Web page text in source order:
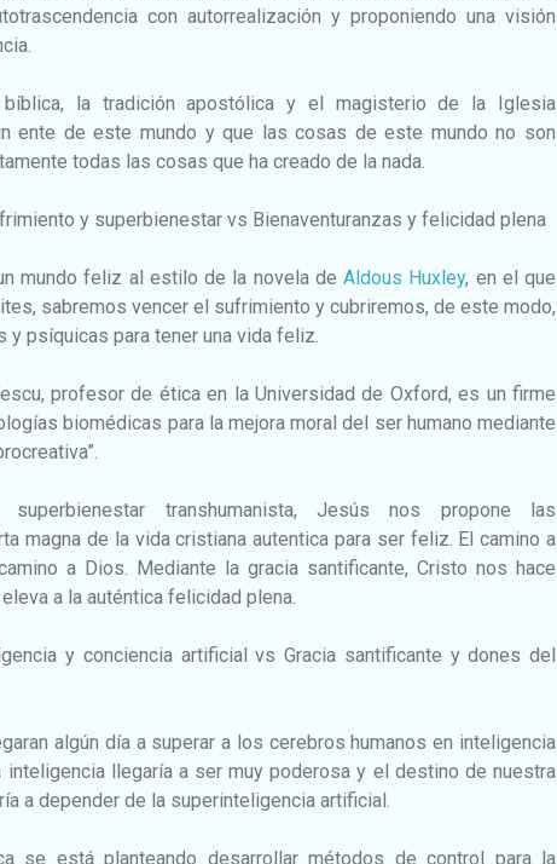
con autorrealización y proponiendo una visión
bíblica, la tradición apostólica y el magisterio de la Iglesia
ente de este mundo y que las cosas de este mundo no son
todas las cosas que ha creado de la nada.
y superbienestar vs Bienaventuranzas y felicidad plena
mundo feliz al estilo de la novela de Aldous Huxley, en el que
sabremos vencer el sufrimiento y cubriremos, de este modo,
psíquicas para tener una vida feliz.
profesor de ética en la Universidad de Oxford, es un firme
biomédicas para la mejora moral del ser humano mediante
transhumanista, Jesús nos propone las
magna de la vida cristiana autentica para ser feliz. El camino a
a Dios. Mediante la gracia santificante, Cristo nos hace
a la auténtica felicidad plena.
y conciencia artificial vs Gracia santificante y dones del
algún día a superar a los cerebros humanos en inteligencia
inteligencia llegaría a ser muy poderosa y el destino de nuestra
a depender de la superinteligencia artificial.
se está planteando desarrollar métodos de control para la